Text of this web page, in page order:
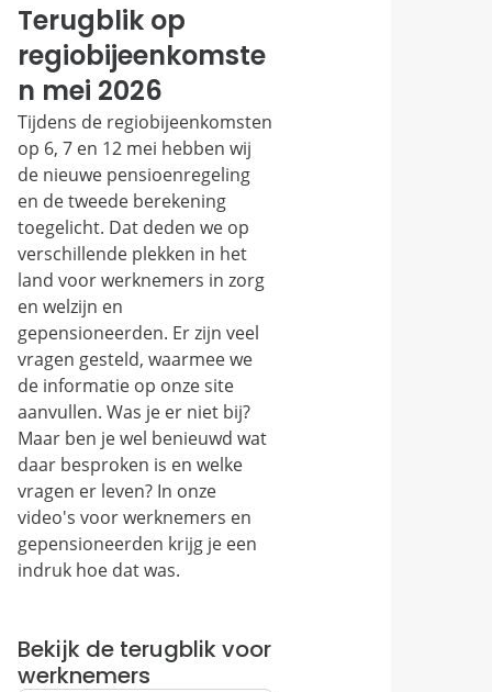
Terugblik op
regiobijeenkomste
n mei 2026
Tijdens de regiobijeenkomsten
op 6, 7 en 12 mei hebben wij
de nieuwe pensioenregeling
en de tweede berekening
toegelicht. Dat deden we op
verschillende plekken in het
land voor werknemers in zorg
en welzijn en
gepensioneerden. Er zijn veel
vragen gesteld, waarmee we
de informatie op onze site
aanvullen. Was je er niet bij?
Maar ben je wel benieuwd wat
daar besproken is en welke
vragen er leven? In onze
video's voor werknemers en
gepensioneerden krijg je een
indruk hoe dat was.
Bekijk de terugblik voor
werknemers